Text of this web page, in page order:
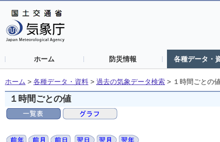
ホーム 防災情報 各種データ・
ホーム > 各種データ・資料 > 過去の気象データ検索 > １時間ごとの
１時間ごとの値